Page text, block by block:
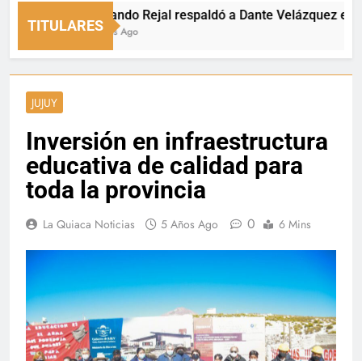
TITULARES
Fernando Rejal respaldó a Dante Velázquez en el
8 Horas Ago
JUJUY
Inversión en infraestructura
educativa de calidad para
toda la provincia
La Quiaca Noticias 5 Años Ago 0 6 Mins